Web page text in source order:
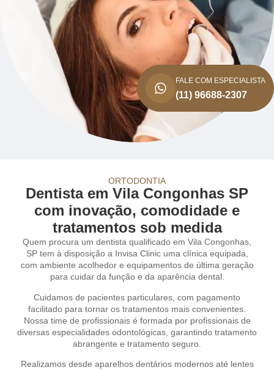
FALE COM ESPECIALISTA
(11) 96688-2307
ORTODONTIA
Dentista em Vila Congonhas SP
com inovação, comodidade e
tratamentos sob medida
Quem procura um dentista qualificado em Vila Congonhas,
SP tem à disposição a Invisa Clinic uma clínica equipada,
com ambiente acolhedor e equipamentos de última geração
para cuidar da função e da aparência dental.
Cuidamos de pacientes particulares, com pagamento
facilitado para tornar os tratamentos mais convenientes.
Nossa time de profissionais é formada por profissionais de
diversas especialidades odontológicas, garantindo tratamento
abrangente e tratamento seguro.
Realizamos desde aparelhos dentários modernos até lentes